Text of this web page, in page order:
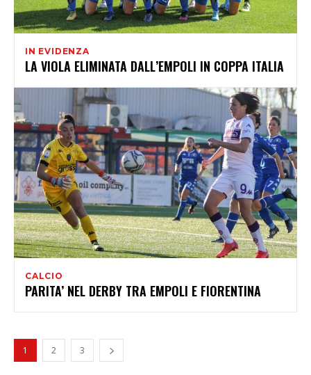
IN EVIDENZA
LA VIOLA ELIMINATA DALL’EMPOLI IN COPPA ITALIA
CALCIO
PARITA’ NEL DERBY TRA EMPOLI E FIORENTINA
1 2 3